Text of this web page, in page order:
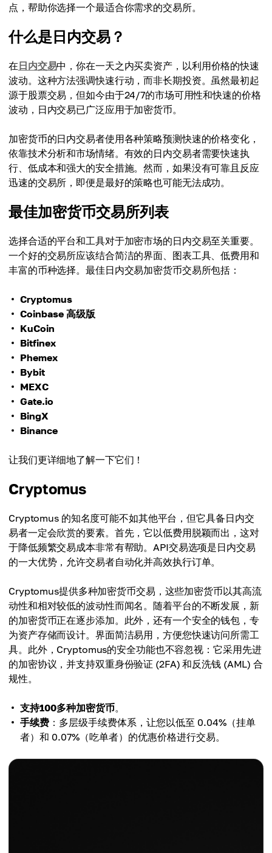
点，帮助你选择一个最适合你需求的交易所。
什么是日内交易？
在 日内交易中，你在一天之内买卖资产，以利用价格的快速
波动。这种方法强调快速行动，而非长期投资。虽然最初起
源于股票交易，但如今由于24/7的市场可用性和快速的价格
波动，日内交易已广泛应用于加密货币。
加密货币的日内交易者使用各种策略预测快速的价格变化，
依靠技术分析和市场情绪。有效的日内交易者需要快速执
行、低成本和强大的安全措施。然而，如果没有可靠且反应
迅速的交易所，即便是最好的策略也可能无法成功。
最佳加密货币交易所列表
选择合适的平台和工具对于加密市场的日内交易至关重要。
一个好的交易所应该结合简洁的界面、图表工具、低费用和
丰富的币种选择。最佳日内交易加密货币交易所包括：
Cryptomus
Coinbase 高级版
KuCoin
Bitfinex
Phemex
Bybit
MEXC
Gate.io
BingX
Binance
让我们更详细地了解一下它们！
Cryptomus
Cryptomus 的知名度可能不如其他平台，但它具备日内交
易者一定会欣赏的要素。首先，它以低费用脱颖而出，这对
于降低频繁交易成本非常有帮助。API交易选项是日内交易
的一大优势，允许交易者自动化并高效执行订单。
Cryptomus提供多种加密货币交易，这些加密货币以其高流
动性和相对较低的波动性而闻名。随着平台的不断发展，新
的加密货币正在逐步添加。此外，还有一个安全的钱包，专
为资产存储而设计。界面简洁易用，方便您快速访问所需工
具。此外，Cryptomus的安全功能也不容忽视：它采用先进
的加密协议，并支持双重身份验证 (2FA) 和反洗钱 (AML) 合
规性。
支持100多种加密货币。
手续费 ：多层级手续费体系，让您以低至 0.04%（挂单
者）和 0.07%（吃单者）的优惠价格进行交易。